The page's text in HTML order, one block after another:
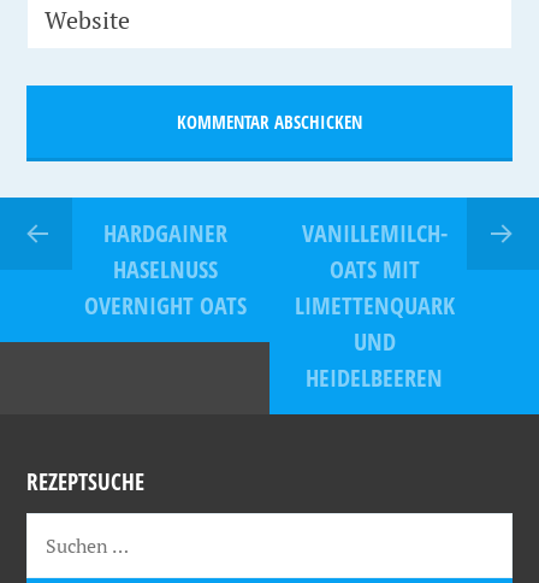
Website
HARDGAINER
HASELNUSS
OVERNIGHT OATS
VANILLEMILCH-
OATS MIT
LIMETTENQUARK
UND
HEIDELBEEREN
REZEPTSUCHE